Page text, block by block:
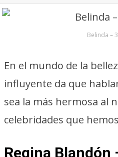
Belinda –
En el mundo de la
influyente da que
sea la más hermosa al
celebridades que
Regina Blandón